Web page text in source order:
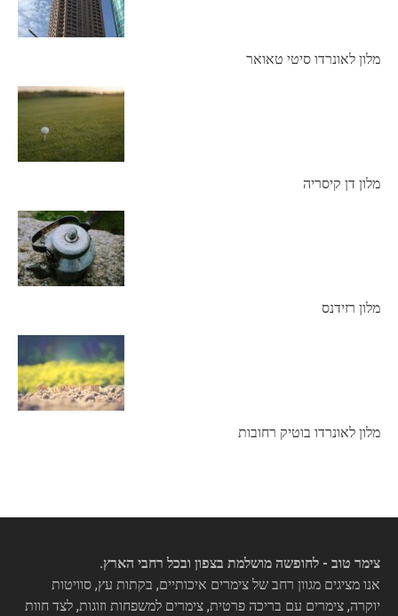
מלון לאונרדו סיטי טאואר
מלון דן קיסריה
מלון רזידנס
מלון לאונרדו בוטיק רחובות
צימר טוב - לחופשה מושלמת בצפון ובכל רחבי הארץ.
אנו מציגים מגוון רחב של צימרים איכותיים, בקתות עץ, סוויטות
יוקרה, צימרים עם בריכה פרטית, צימרים למשפחות וזוגות, לצד חוות